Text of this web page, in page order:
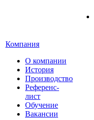
Компания
О компании
История
Производство
Референс-
лист
Обучение
Вакансии